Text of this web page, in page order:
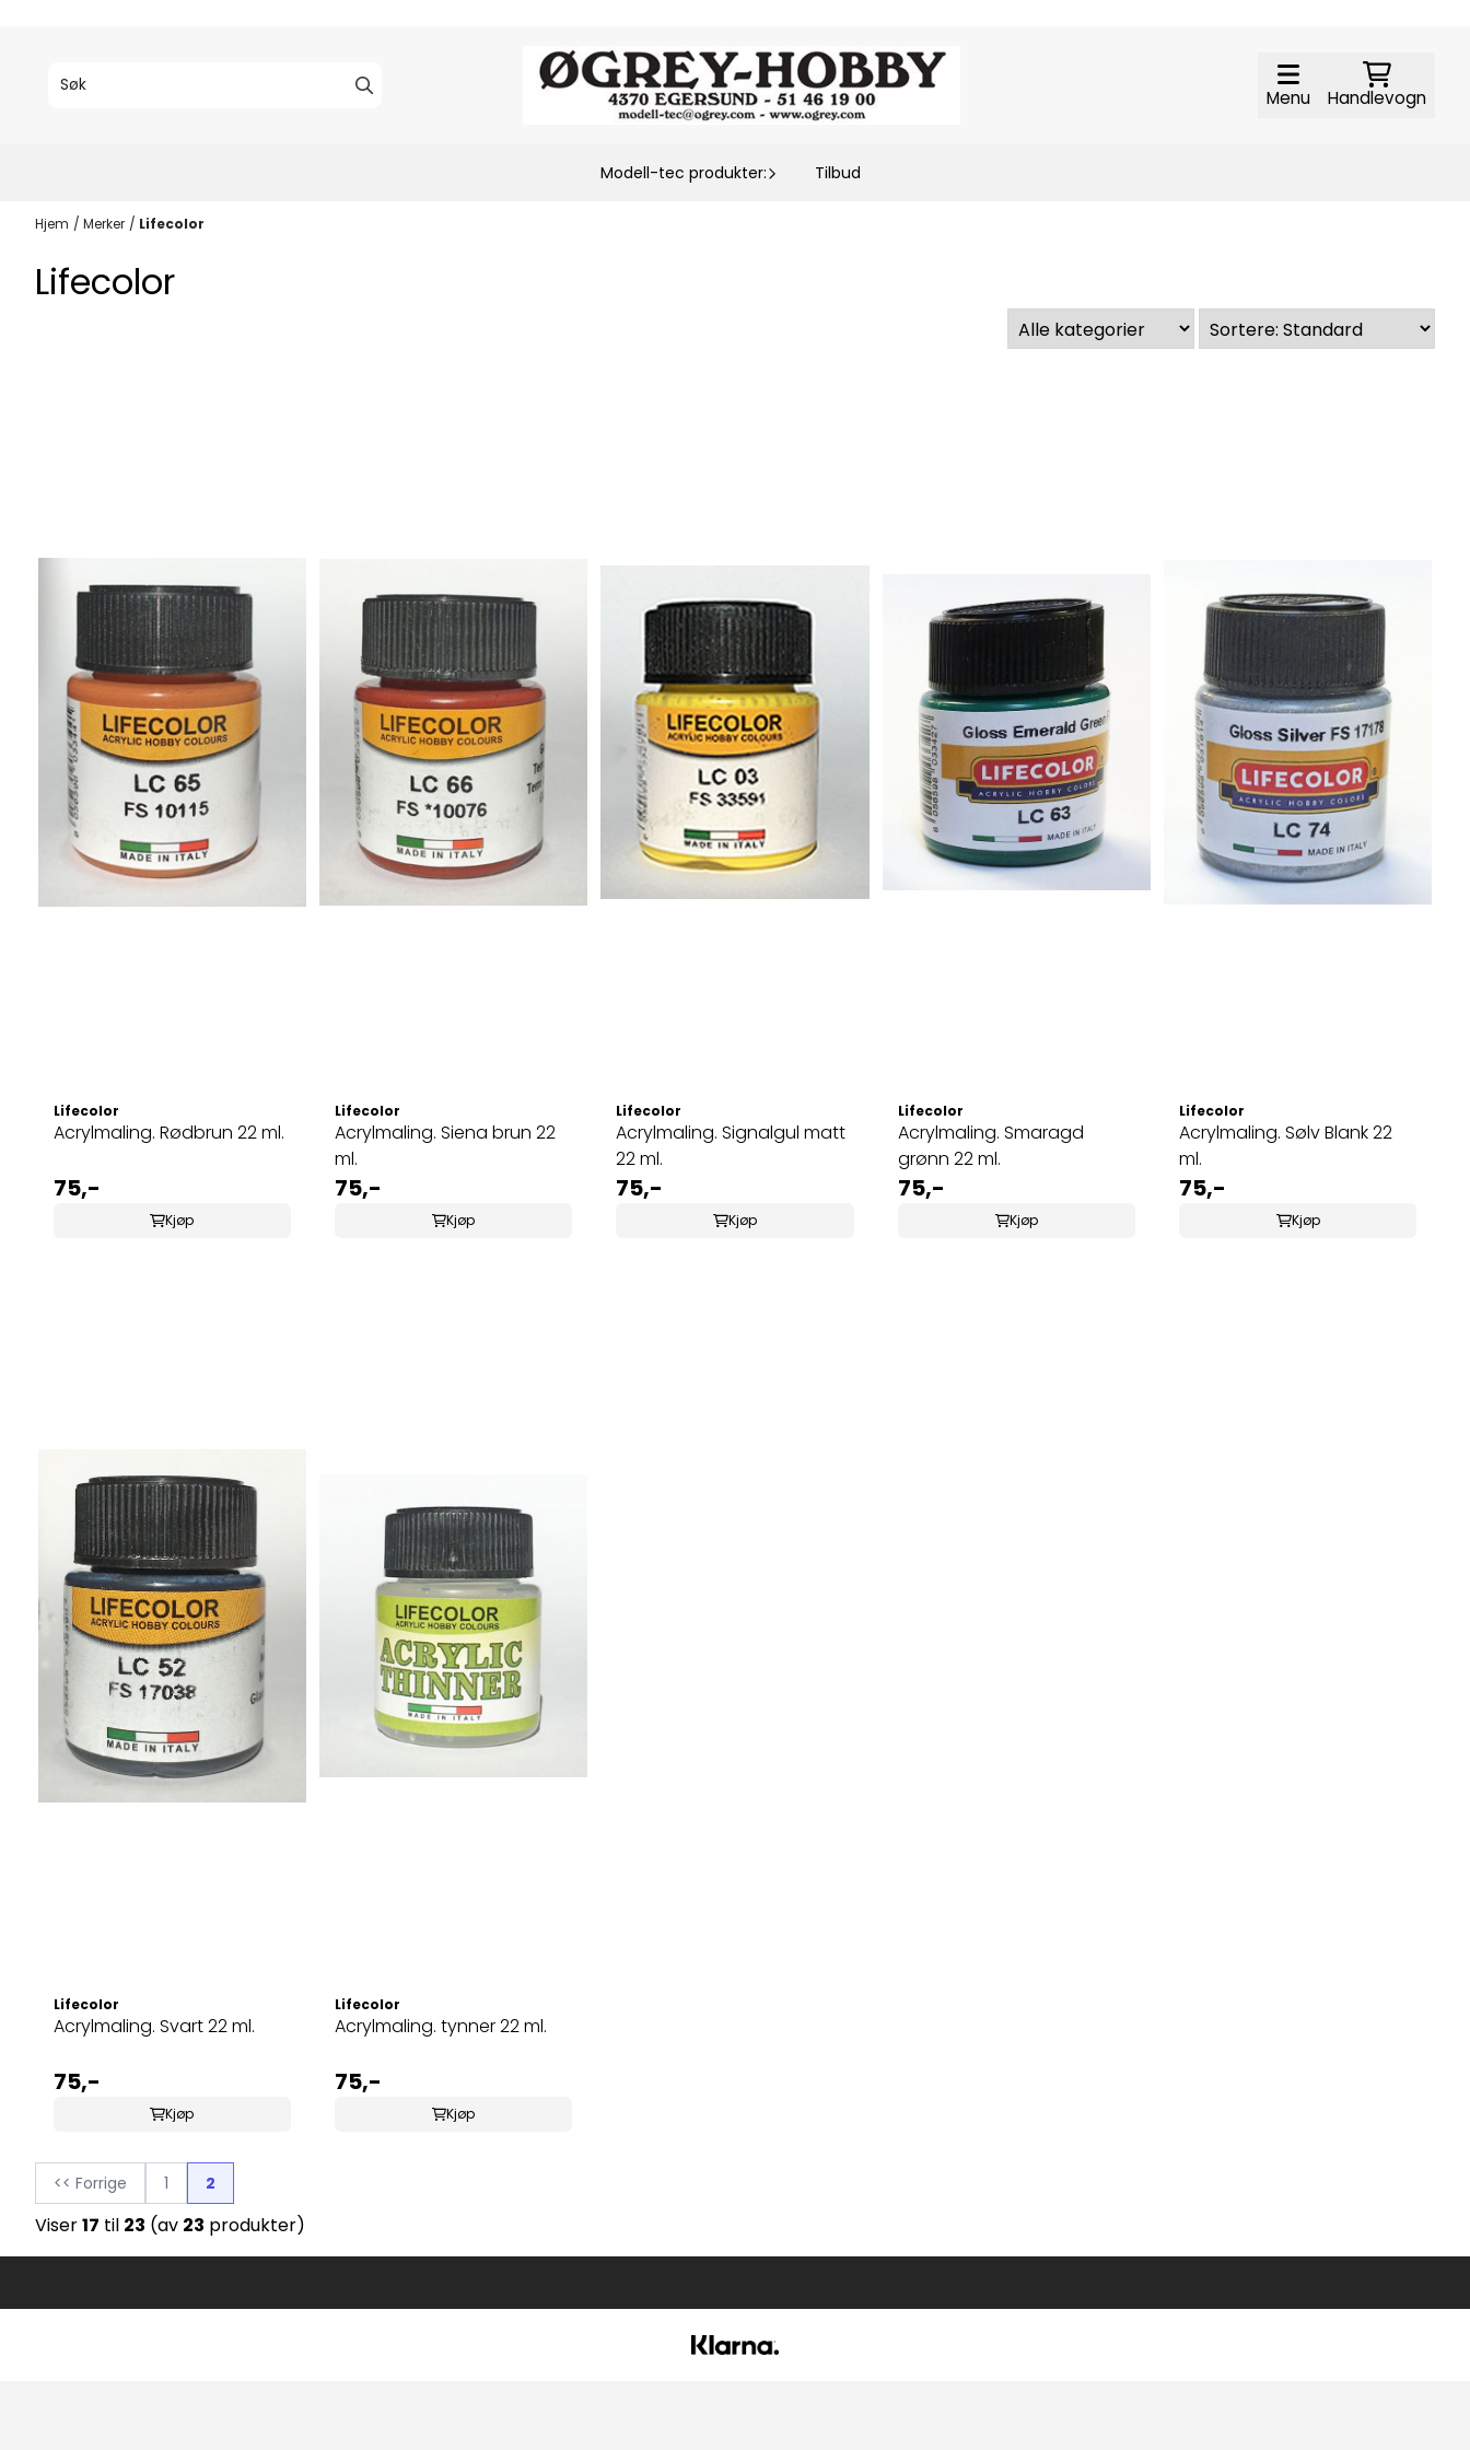
Menu Handlevogn
Modell-tec produkter: Tilbud
Hjem / Merker / Lifecolor
Lifecolor
Lifecolor
Acrylmaling. Rødbrun 22 ml.
75,-
Kjøp
Lifecolor
Acrylmaling. Siena brun 22
ml.
75,-
Kjøp
Lifecolor
Acrylmaling. Signalgul matt
22 ml.
75,-
Kjøp
Lifecolor
Acrylmaling. Smaragd
grønn 22 ml.
75,-
Kjøp
Lifecolor
Acrylmaling. Sølv Blank 22
ml.
75,-
Kjøp
Lifecolor
Acrylmaling. Svart 22 ml.
75,-
Kjøp
Lifecolor
Acrylmaling. tynner 22 ml.
75,-
Kjøp
<< Forrige 1 2
Viser17 til 23 (av 23 produkter)